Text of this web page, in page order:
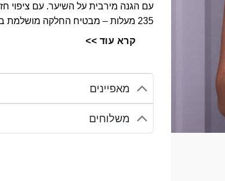
עם הגנה מירבית על השיער. עם ציפוי
קרא עוד >>
מאפיינים
משלוחים